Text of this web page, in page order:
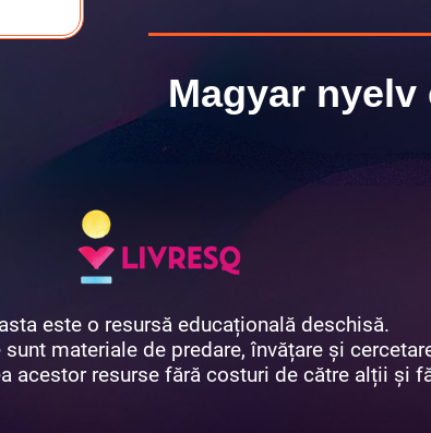
Magyar
este o resursă educațională deschisă.
materiale de predare, învățare și
acestor resurse fără costuri de către alții și